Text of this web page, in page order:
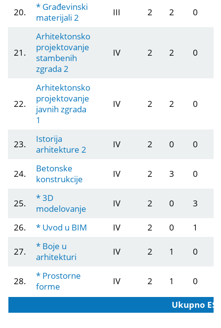
20.
* Građevinski
materijali 2
III 2 2 0
21.
Arhitektonsko
projektovanje
stambenih
zgrada 2
IV 2 2 0
22.
Arhitektonsko
projektovanje
javnih zgrada
1
IV 2 2 0
23.
Istorija
arhitekture 2
IV 2 0 0
24.
Betonske
konstrukcije
IV 2 3 0
25.
* 3D
modelovanje
IV 2 0 3
26. * Uvod u BIM IV 2 0 1
27.
* Boje u
arhitekturi
IV 2 1 0
28.
* Prostorne
forme
IV 2 1 0
Ukupno